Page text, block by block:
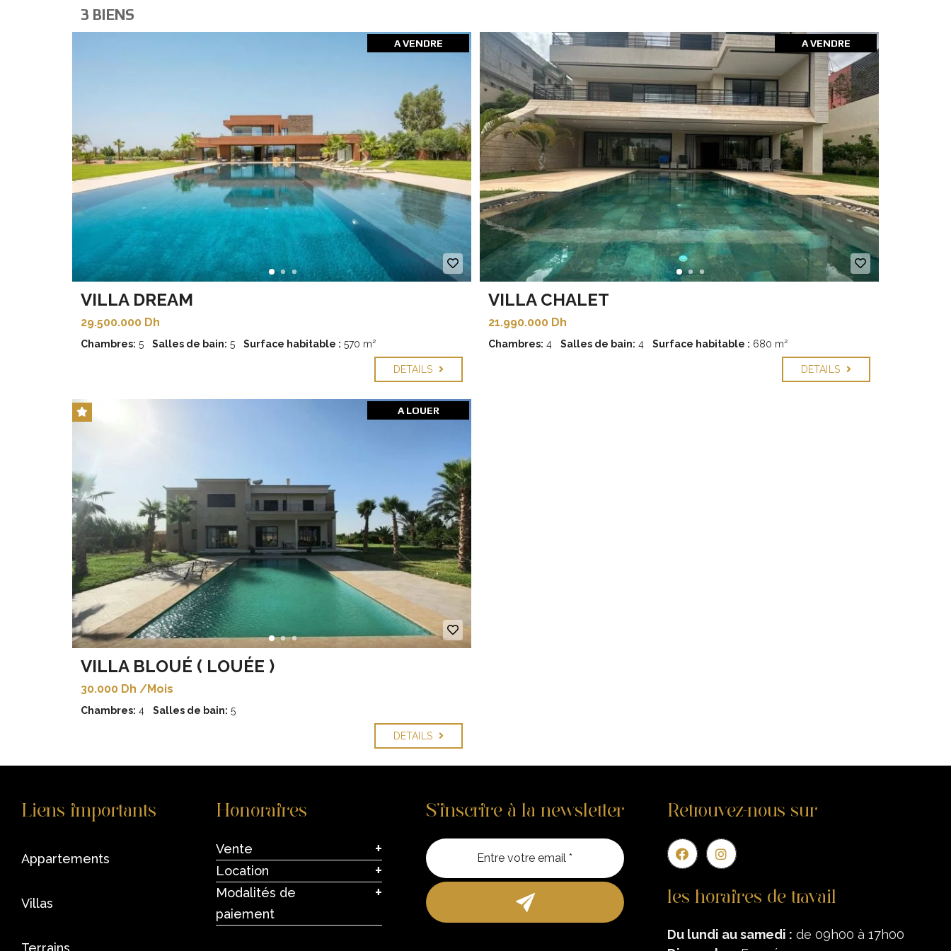
3 BIENS
A VENDRE
VILLA DREAM
29.500.000 Dh
Chambres: 5 Salles de bain: 5 Surface habitable : 570 m²
DETAILS
A VENDRE
VILLA CHALET
21.990.000 Dh
Chambres: 4 Salles de bain: 4 Surface habitable : 680 m²
DETAILS
A LOUER
VILLA BLOUÉ ( LOUÉE )
30.000 Dh /Mois
Chambres: 4 Salles de bain: 5
DETAILS
Liens importants
appartements
villas
terrains
Honoraires
Vente
Location
Modalités de
paiement
S’inscrire à la newsletter Retrouvez-nous sur
les horaires de travail
Du lundi au samedi : de 09h00 à 17h00